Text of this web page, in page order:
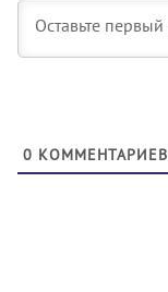
0 КОММЕНТАРИЕВ